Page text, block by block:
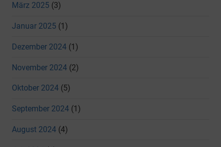
März 2025 (3)
Januar 2025 (1)
Dezember 2024 (1)
November 2024 (2)
Oktober 2024 (5)
September 2024 (1)
August 2024 (4)